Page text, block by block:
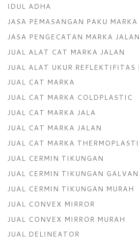
IDUL ADHA
JASA PEMASANGAN PAKU MARKA
JASA PENGECATAN MARKA JALAN
JUAL ALAT CAT MARKA JALAN
JUAL ALAT UKUR REFLEKTIFITAS
JUAL CAT MARKA
JUAL CAT MARKA COLDPLASTIC
JUAL CAT MARKA JALA
JUAL CAT MARKA JALAN
JUAL CAT MARKA
JUAL CERMIN TIKUNGAN
JUAL CERMIN TIKUNGAN
JUAL CERMIN TIKUNGAN MURAH
JUAL CONVEX MIRROR
JUAL CONVEX MIRROR MURAH
JUAL DELINEATOR